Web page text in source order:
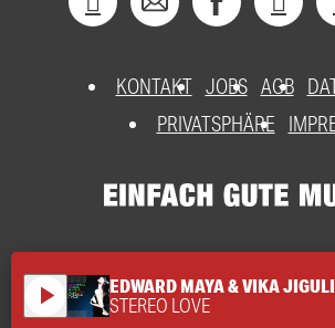
KONTAKT JOBS AGB
PRIVATSPHÄRE
play_arrow EDWARD MAYA & VIKA
STEREO LOVE